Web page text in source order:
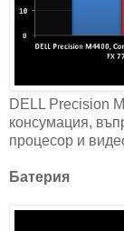
DELL Precision
консумация,
процесор и
Батерия